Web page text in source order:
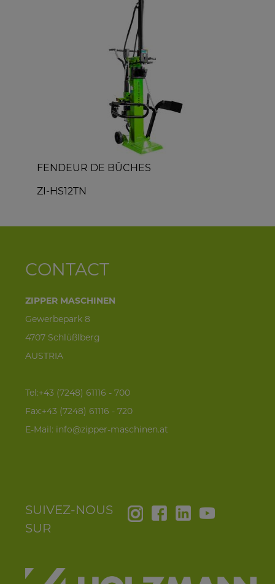
FENDEUR DE BÛCHES
ZI-HS12TN
CONTACT
ZIPPER MASCHINEN
Gewerbepark 8
4707 Schlüßlberg
AUSTRIA
Tel:+43 (7248) 61116 - 700
Fax:+43 (7248) 61116 - 720
E-Mail: info@zipper-maschinen.at
SUIVEZ-NOUS
SUR